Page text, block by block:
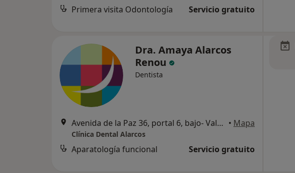
Primera visita Odontología Servicio gratuito
Dra. Amaya Alarcos
Renou
Dentista
Avenida de la Paz 36, portal 6, bajo- Valdelagrana, Puerto de Santa Maria, El • Mapa
Clínica Dental Alarcos
Aparatología funcional Servicio gratuito